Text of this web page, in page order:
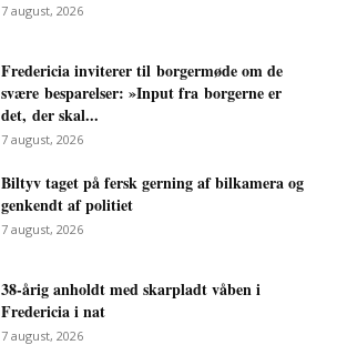
7 august, 2026
Fredericia inviterer til borgermøde om de
svære besparelser: »Input fra borgerne er
det, der skal...
7 august, 2026
Biltyv taget på fersk gerning af bilkamera og
genkendt af politiet
7 august, 2026
38-årig anholdt med skarpladt våben i
Fredericia i nat
7 august, 2026